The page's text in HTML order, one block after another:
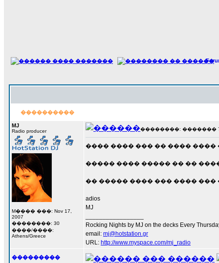
����������
MJ
Radio producer
M���� ���: Nov 17,
2007
��������: 30
����/����:
Athens/Greece
��������: ������� 7
���� ���� ��� �� ����
����� ���� ����� �� �� ����
�� ����� ���� ��� ����
adios
MJ
Rocking Nights by MJ on the decks Every
email: mj@hotstation.gr
URL: http://www.myspace.com/mj_radio
���������